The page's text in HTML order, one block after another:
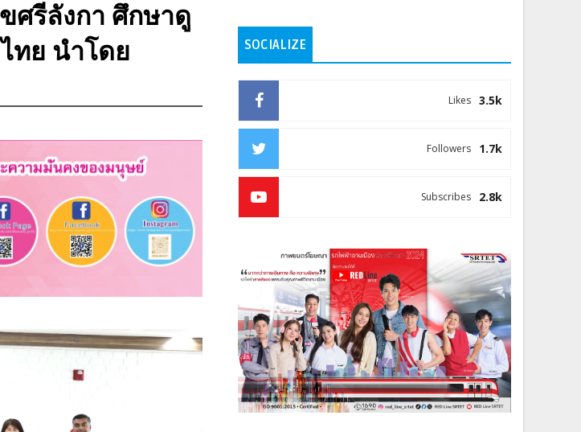
ศรีลังกา ศึกษาดู
ทย นำโดย
SOCIALIZE
3.5k
Likes
1.7k
Followers
2.8k
Subscribes